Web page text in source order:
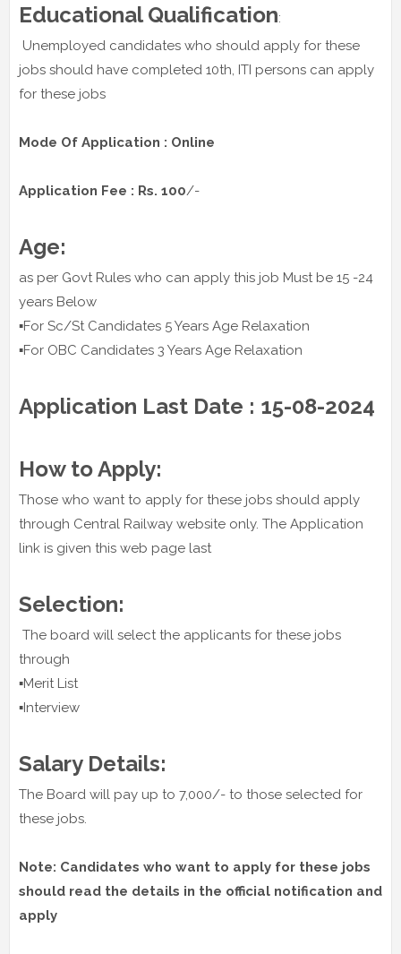
Educational Qualification:
Unemployed candidates who should apply for these
jobs should have completed 10th, ITI persons can apply
for these jobs
Mode Of Application : Online
Application Fee : Rs. 100/-
Age:
as per Govt Rules who can apply this job Must be 15 -24
years Below
▪️For Sc/St Candidates 5 Years Age Relaxation
▪️For OBC Candidates 3 Years Age Relaxation
Application Last Date : 15-08-2024
How to Apply:
Those who want to apply for these jobs should apply
through Central Railway website only. The Application
link is given this web page last
Selection:
The board will select the applicants for these jobs
through
▪️Merit List
▪️Interview
Salary Details:
The Board will pay up to 7,000/- to those selected for
these jobs.
Note: Candidates who want to apply for these jobs
should read the details in the official notification and
apply